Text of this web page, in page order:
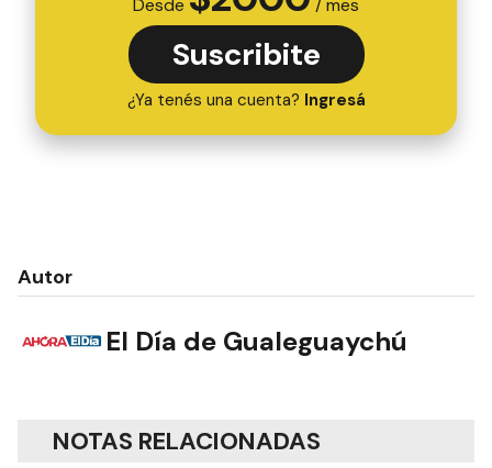
Desde / mes
Suscribite
¿Ya tenés una cuenta? Ingresá
Autor
El Día de Gualeguaychú
NOTAS RELACIONADAS